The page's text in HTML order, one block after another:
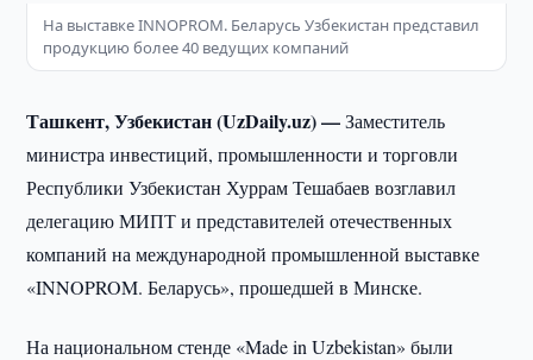
На выставке INNOPROM. Беларусь Узбекистан представил
продукцию более 40 ведущих компаний
Ташкент, Узбекистан (UzDaily.uz) —Заместитель
министра инвестиций, промышленности и торговли
Республики Узбекистан Хуррам Тешабаев возглавил
делегацию МИПТ и представителей отечественных
компаний на международной промышленной выставке
«INNOPROM. Беларусь», прошедшей в Минске.
На национальном стенде «Made in Uzbekistan» были